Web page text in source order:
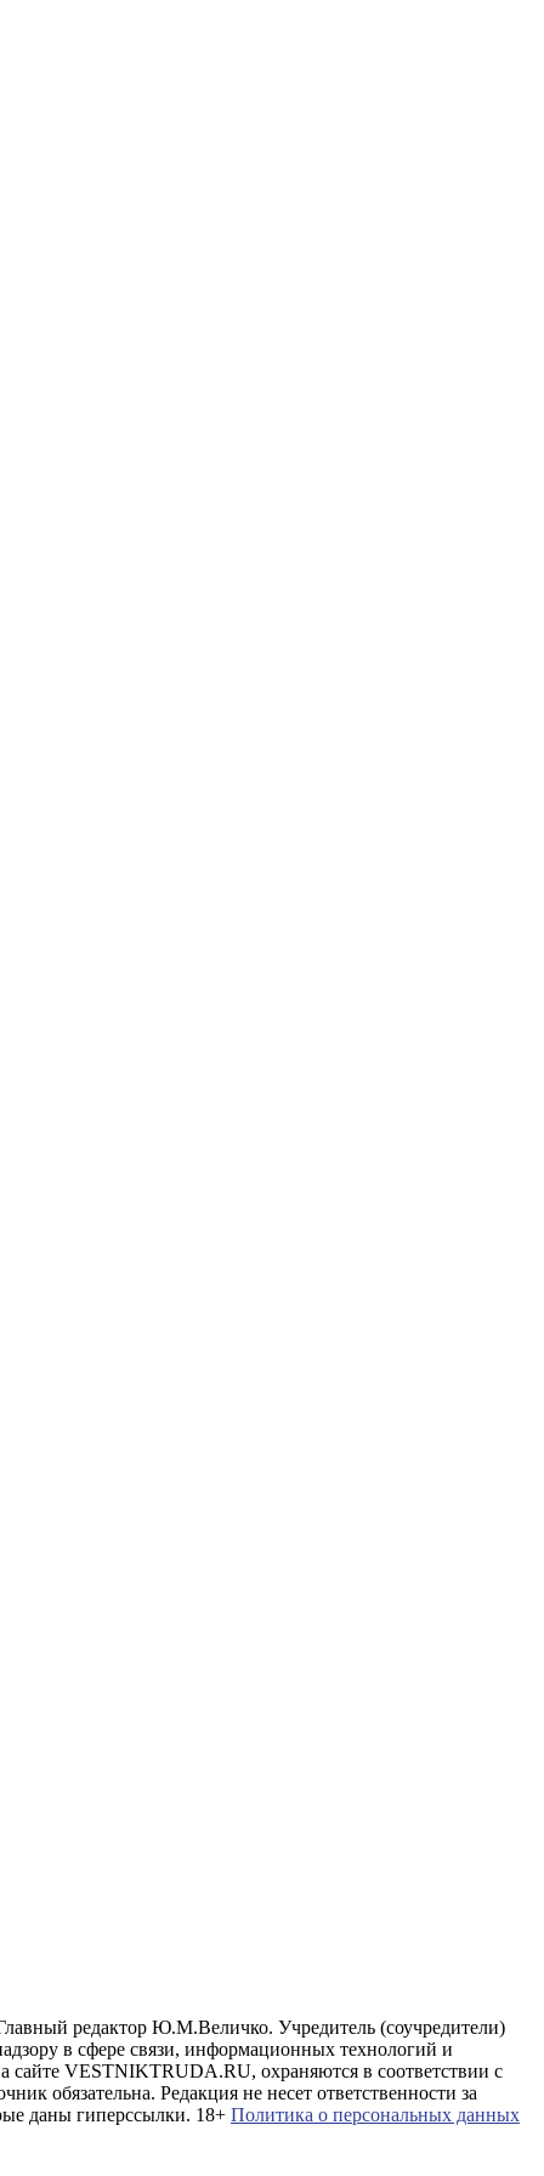
редактор Ю.М.Величко. Учредитель (соучредители)
в сфере связи, информационных технологий и
VESTNIKTRUDA.RU, охраняются в соответствии с
обязательна. Редакция не несет ответственности за
даны гиперссылки. 18+ Политика о персональных данных